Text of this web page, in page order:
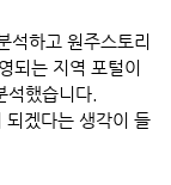
석하고 원주스토리
되는 지역 포털이
했습니다.
되겠다는 생각이 들